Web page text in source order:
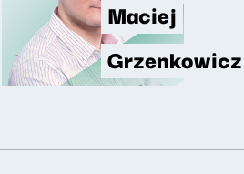
Maciej
Grzenkowicz